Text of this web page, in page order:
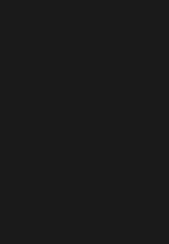
Alle
Net
Verduurzamen